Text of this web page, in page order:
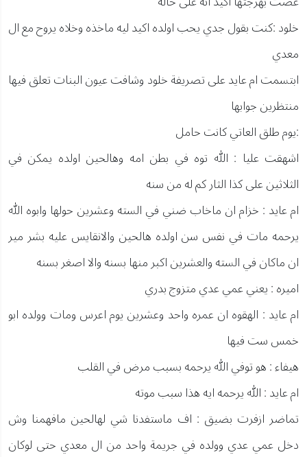
خلود :كنت بقول جدي يحب اولده اكيد ليه ماخذه وخلاه يروح مع ال
معدي
ابتسمت ام عايد على تصريفة خلود وشافت عيون البنات تعلق فيها
منتظرين جوابها
:يوم طلق العاتي كانت حامل
اشهقت عليا : الله توه في بطن امه وهالحين اولده يمكن في
الثلاثين على كذا الثار كم له من سنه
ام عايد : خزام ان ماخاب ضني في السته وعشرين حولها وابوه الله
يرحمه مات في نفس سن اولده هالحين والانقايس عليه بشر مير
ان ماكان في السته والعشرين اكبر منها بسنه والا اصغر بسنه
اميره : يعني عمي عدي متزوج بدري
ام عايد : الهقوه ان عمره واحد وعشرين يوم اعرس ومات وولده ابو
خمس ست فيها
هيفاء : هو توفي الله يرحمه بسبب مرض في القلب
ام عايد : الله يرحمه ايه هذا سبب موته
تماضر ازفرت بضيق : اف ماستفدنا شي لهالحين مافهمنا وش
دخل عمي عدي وولده في جريمة واحد من ال معدي حتى لوكان